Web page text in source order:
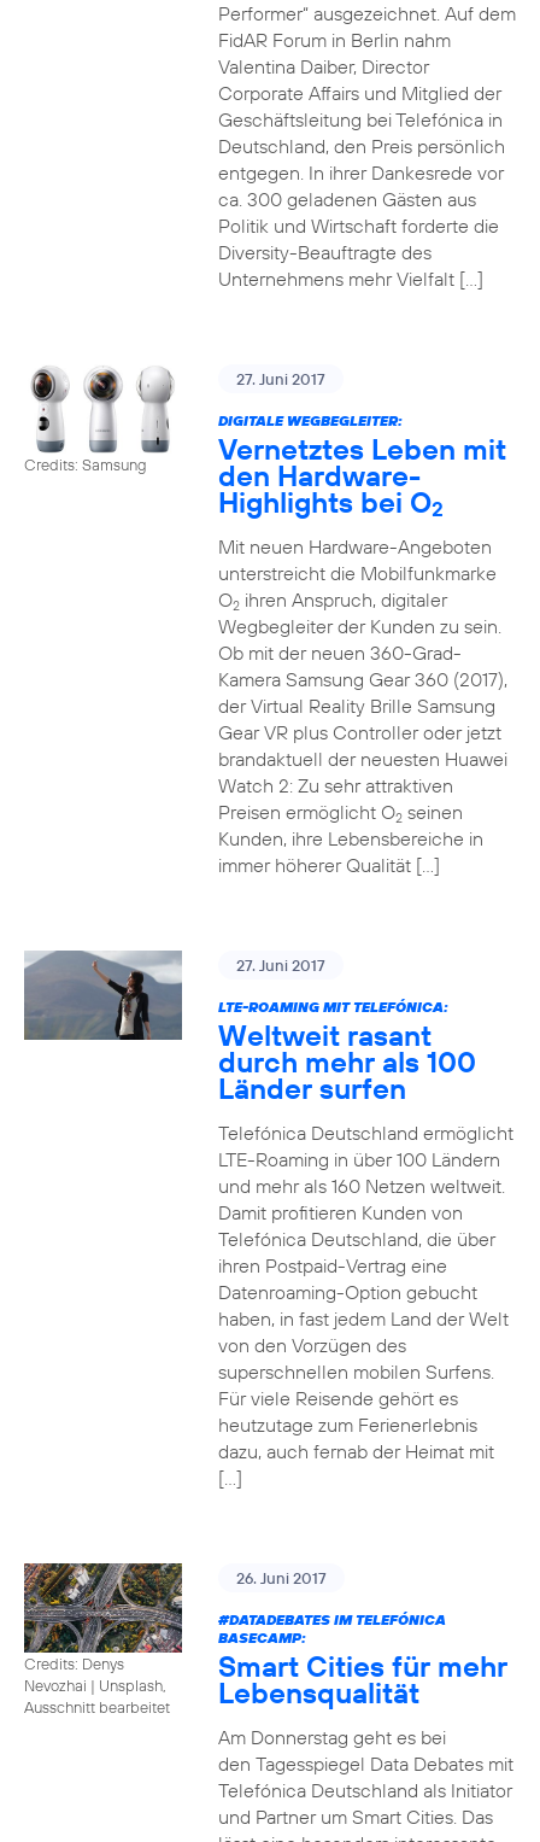
Performer“ ausgezeichnet. Auf dem
FidAR Forum in Berlin nahm
Valentina Daiber, Director
Corporate Affairs und Mitglied der
Geschäftsleitung bei Telefónica in
Deutschland, den Preis persönlich
entgegen. In ihrer Dankesrede vor
ca. 300 geladenen Gästen aus
Politik und Wirtschaft forderte die
Diversity-Beauftragte des
Unternehmens mehr Vielfalt […]
Credits: Samsung
27. Juni 2017
DIGITALE WEGBEGLEITER:
Vernetztes Leben mit
den Hardware-
Highlights bei O2
Mit neuen Hardware-Angeboten
unterstreicht die Mobilfunkmarke
O2ihren Anspruch, digitaler
Wegbegleiter der Kunden zu sein.
Ob mit der neuen 360-Grad-
Kamera Samsung Gear 360 (2017),
der Virtual Reality Brille Samsung
Gear VR plus Controller oder jetzt
brandaktuell der neuesten Huawei
Watch 2: Zu sehr attraktiven
Preisen ermöglicht O2seinen
Kunden, ihre Lebensbereiche in
immer höherer Qualität […]
27. Juni 2017
LTE-ROAMING MIT TELEFÓNICA:
Weltweit rasant
durch mehr als 100
Länder surfen
Telefónica Deutschland ermöglicht
LTE-Roaming in über 100 Ländern
und mehr als 160 Netzen weltweit.
Damit profitieren Kunden von
Telefónica Deutschland, die über
ihren Postpaid-Vertrag eine
Datenroaming-Option gebucht
haben, in fast jedem Land der Welt
von den Vorzügen des
superschnellen mobilen Surfens.
Für viele Reisende gehört es
heutzutage zum Ferienerlebnis
dazu, auch fernab der Heimat mit
[…]
Credits: Denys
Nevozhai | Unsplash,
Ausschnitt bearbeitet
26. Juni 2017
#DATADEBATESIM TELEFÓNICA
BASECAMP:
Smart Cities für mehr
Lebensqualität
Am Donnerstag geht es bei
den Tagesspiegel Data Debates mit
Telefónica Deutschland als Initiator
und Partner um Smart Cities. Das